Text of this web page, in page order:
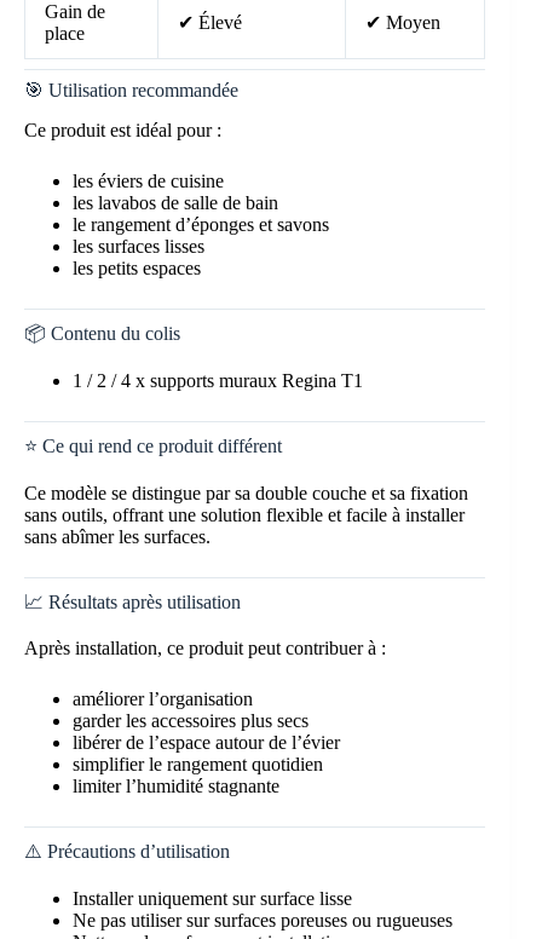
Gain de
place
✔ Élevé ✔ Moyen
🎯 Utilisation recommandée
Ce produit est idéal pour :
les éviers de cuisine
les lavabos de salle de bain
le rangement d’éponges et savons
les surfaces lisses
les petits espaces
📦 Contenu du colis
1 / 2 / 4 x supports muraux Regina T1
⭐ Ce qui rend ce produit différent
Ce modèle se distingue par sa double couche et sa fixation
sans outils, offrant une solution flexible et facile à installer
sans abîmer les surfaces.
📈 Résultats après utilisation
Après installation, ce produit peut contribuer à :
améliorer l’organisation
garder les accessoires plus secs
libérer de l’espace autour de l’évier
simplifier le rangement quotidien
limiter l’humidité stagnante
⚠️ Précautions d’utilisation
Installer uniquement sur surface lisse
Ne pas utiliser sur surfaces poreuses ou rugueuses